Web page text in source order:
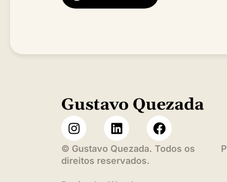
Gustavo Quezada
© Gustavo Quezada. Todos os
direitos reservados.